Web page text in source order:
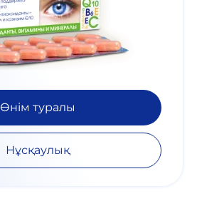
Өнім туралы
Нұсқаулық